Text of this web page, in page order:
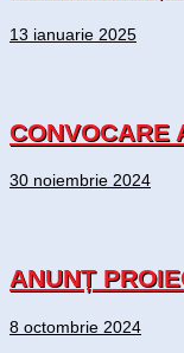
13 ianuarie 2025
CONVOCARE
30 noiembrie 2024
ANUNȚ
8 octombrie 2024